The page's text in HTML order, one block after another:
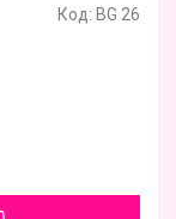
Код: BG 26